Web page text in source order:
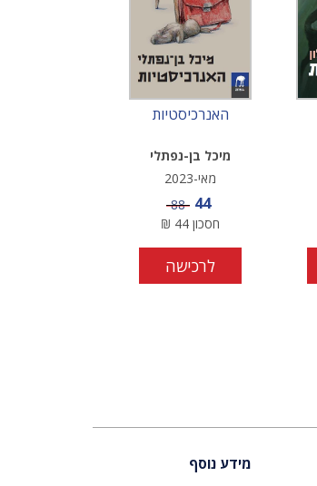
האנרכיסטיות
מיכל בן-נפתלי
מאי-2023
מחיר מבצע
44 מחיר
88
חסכון 44
₪
לרכישה
מידע נוסף